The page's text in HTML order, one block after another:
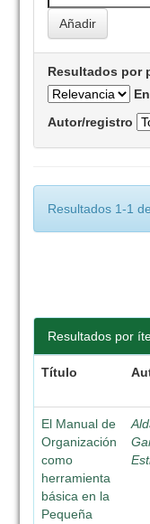
Resultados por
Autor/registro
Resultados 1-1 de
Resultados por
Título
El Manual de
Organización
como
herramienta
básica en la
Pequeña